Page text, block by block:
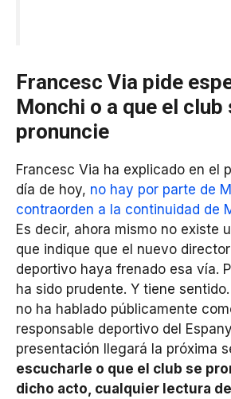
Francesc Via pide
Monchi o a que el club
pronuncie
Francesc Via ha explicado en el
día de hoy, no hay por parte de
contraorden a la continuidad de
Es decir, ahora mismo no existe
que indique que el nuevo
deportivo haya frenado esa vía.
ha sido prudente. Y tiene
no ha hablado públicamente
responsable deportivo del
presentación llegará la próxima
escucharle o que el club se
dicho acto, cualquier lectura